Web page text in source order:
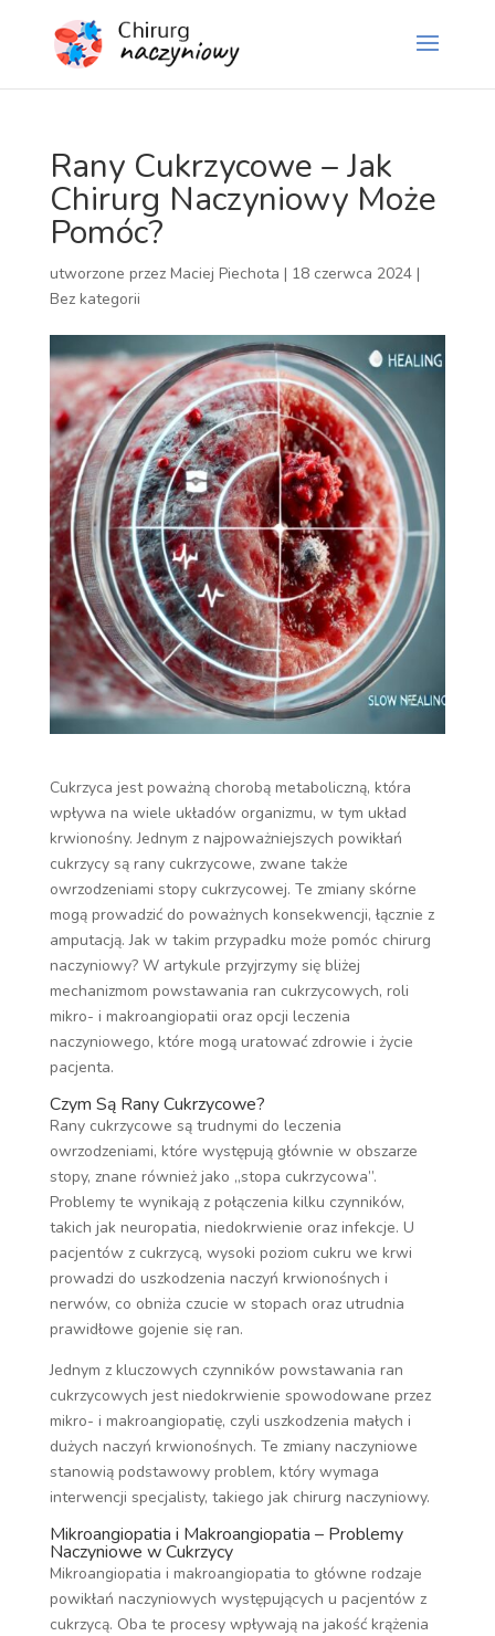
Rany Cukrzycowe – Jak
Chirurg Naczyniowy Może
Pomóc?
utworzone przez Maciej Piechota | 18 czerwca 2024|
Bez kategorii
Cukrzyca jest poważną chorobą metaboliczną, która
wpływa na wiele układów organizmu, w tym układ
krwionośny. Jednym z najpoważniejszych powikłań
cukrzycy są rany cukrzycowe, zwane także
owrzodzeniami stopy cukrzycowej. Te zmiany skórne
mogą prowadzić do poważnych konsekwencji, łącznie z
amputacją. Jak w takim przypadku może pomóc chirurg
naczyniowy? W artykule przyjrzymy się bliżej
mechanizmom powstawania ran cukrzycowych, roli
mikro- i makroangiopatii oraz opcji leczenia
naczyniowego, które mogą uratować zdrowie i życie
pacjenta.
Czym Są Rany Cukrzycowe?
Rany cukrzycowe są trudnymi do leczenia
owrzodzeniami, które występują głównie w obszarze
stopy, znane również jako „stopa cukrzycowa”.
Problemy te wynikają z połączenia kilku czynników,
takich jak neuropatia, niedokrwienie oraz infekcje. U
pacjentów z cukrzycą, wysoki poziom cukru we krwi
prowadzi do uszkodzenia naczyń krwionośnych i
nerwów, co obniża czucie w stopach oraz utrudnia
prawidłowe gojenie się ran.
Jednym z kluczowych czynników powstawania ran
cukrzycowych jest niedokrwienie spowodowane przez
mikro- i makroangiopatię, czyli uszkodzenia małych i
dużych naczyń krwionośnych. Te zmiany naczyniowe
stanowią podstawowy problem, który wymaga
interwencji specjalisty, takiego jak chirurg naczyniowy.
Mikroangiopatia i Makroangiopatia – Problemy
Naczyniowe w Cukrzycy
Mikroangiopatia i makroangiopatia to główne rodzaje
powikłań naczyniowych występujących u pacjentów z
cukrzycą. Oba te procesy wpływają na jakość krążenia